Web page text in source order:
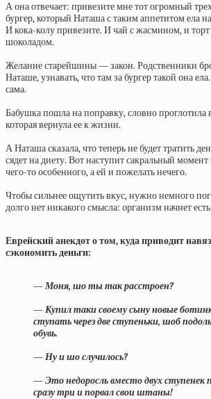
А она отвечает: привезите мне тот огромный
бургер, который Наташа с таким аппетитом ела
И кока-колу привезите. И чай с жасмином, и
шоколадом.
Желание старейшины — закон. Родственники
Наташе, узнавать, что там за бургер такой она
сама.
Бабушка пошла на поправку, словно
которая вернула ее к жизни.
А Наташа сказала, что теперь не будет тратить
сядет на диету. Вот наступит сакральный момент
чего-то особенного, а ей и пожелать нечего.
Чтобы сильнее ощутить вкус, нужно немного
долго нет никакого смысла: организм начнет есть
Еврейский анекдот о том, куда приводит
сэкономить деньги:
— Моня, шо ты так расстроен?
— Купил таки своему сыну новые
ступать через две ступеньки, шоб
обувь.
— Ну и шо случилось?
— Это недоросль вместо двух ступенек
сразу три и порвал свои штаны!